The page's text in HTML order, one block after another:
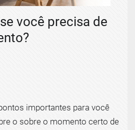
você precisa de
importantes para você
o sobre o momento certo de